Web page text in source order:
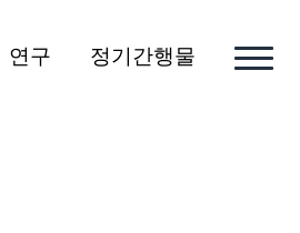
연구 정기간행물